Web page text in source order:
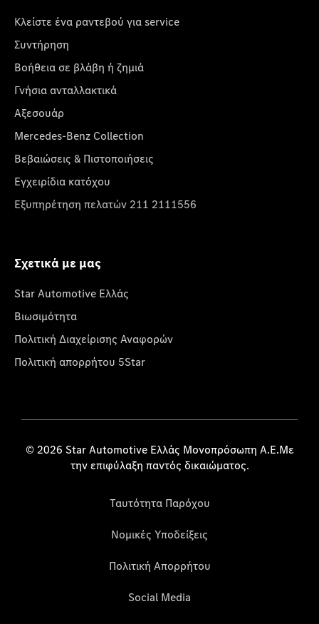
Κλείστε ένα ραντεβού για service
Συντήρηση
Βοήθεια σε βλάβη ή ζημιά
Γνήσια ανταλλακτικά
Αξεσουάρ
Mercedes-Benz Collection
Βεβαιώσεις & Πιστοποιήσεις
Εγχειρίδια κατόχου
Εξυπηρέτηση πελατών 211 2111556
Σχετικά με μας
Star Automotive Ελλάς
Βιωσιμότητα
Πολιτική Διαχείρισης Αναφορών
Πολιτική απορρήτου 5Star
© 2026 Star Automotive Ελλάς Μονοπρόσωπη Α.Ε.Με
την επιφύλαξη παντός δικαιώματος.
Ταυτότητα Παρόχου
Νομικές Υποδείξεις
Πολιτική Απορρήτου
Social Media